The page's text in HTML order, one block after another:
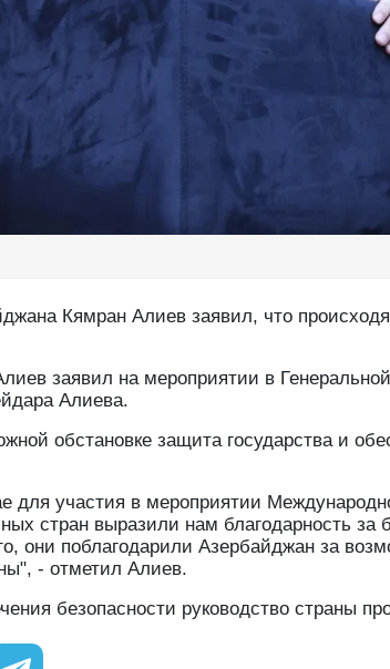
Кямран Алиев заявил, что
заявил на мероприятии в
Алиева.
обстановке защита государства и
для участия в мероприятии
стран выразили нам благодарность за
они поблагодарили Азербайджан за
- отметил Алиев.
безопасности руководство страны